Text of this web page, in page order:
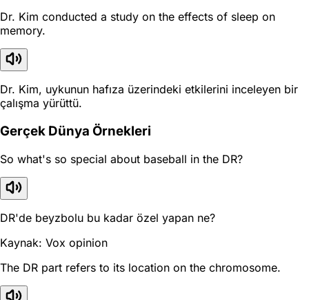
Dr. Kim conducted a study on the effects of sleep on
memory.
Dr. Kim, uykunun hafıza üzerindeki etkilerini inceleyen bir
çalışma yürüttü.
Gerçek Dünya Örnekleri
So what's so special about baseball in the DR?
DR'de beyzbolu bu kadar özel yapan ne?
Kaynak: Vox opinion
The DR part refers to its location on the chromosome.